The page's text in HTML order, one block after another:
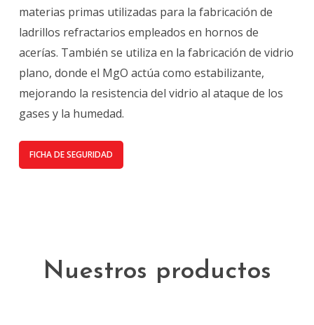
materias primas utilizadas para la fabricación de
ladrillos refractarios empleados en hornos de
acerías. También se utiliza en la fabricación de vidrio
plano, donde el MgO actúa como estabilizante,
mejorando la resistencia del vidrio al ataque de los
gases y la humedad.
FICHA DE SEGURIDAD
Nuestros productos